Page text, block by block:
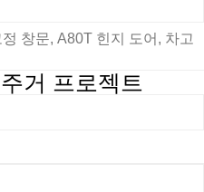
창문, A80T 힌지 도어, 차고
거 프로젝트